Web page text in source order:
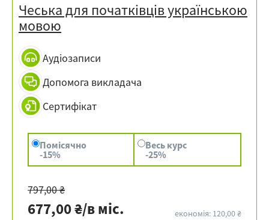
Чеська для початківців українською
мовою
Аудіозаписи
Допомога викладача
Сертифікат
Помісячно
-15%
Весь курс
-25%
797,00 ₴
677,00 ₴/в міс. економія: 120,00 ₴